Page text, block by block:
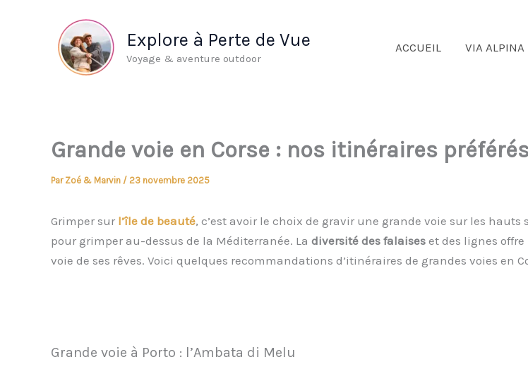
Explore à Perte de Vue
Voyage & aventure outdoor
ACCUEIL VIA ALPINA
Grande voie en Corse : nos itinéraires
Par Zoé & Marvin / 23 novembre 2025
Grimper sur l’île de beauté, c’est avoir le choix de gravir une grande voie sur les
pour grimper au-dessus de la Méditerranée. La diversité des falaises et des lignes
voie de ses rêves. Voici quelques recommandations d’itinéraires de grandes voies en
Grande voie à Porto : l’Ambata di Melu